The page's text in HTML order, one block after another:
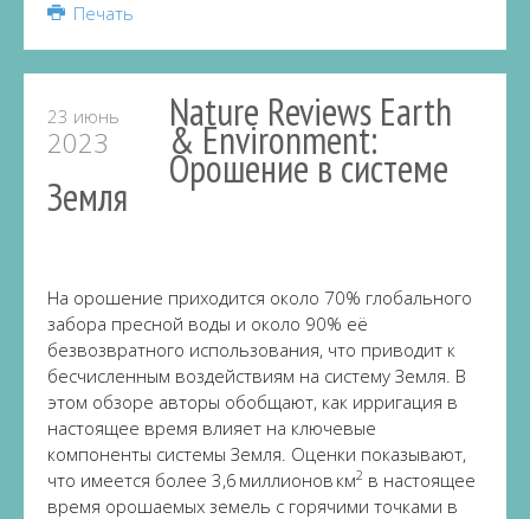
Печать
23 июнь
2023
Nature Reviews Earth
& Environment:
Орошение в системе
Земля
На орошение приходится около 70% глобального
забора пресной воды и около 90% её
безвозвратного использования, что приводит к
бесчисленным воздействиям на систему Земля. В
этом обзоре авторы обобщают, как ирригация в
настоящее время влияет на ключевые
компоненты системы Земля. Оценки показывают,
что имеется более 3,6 миллионов км2 в настоящее
время орошаемых земель с горячими точками в